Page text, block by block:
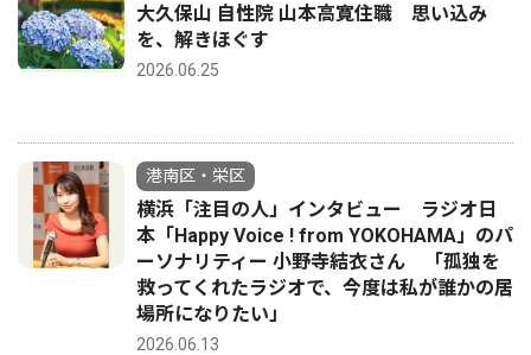
大久保山 自性院 山本高寛住職 思い込み
を、解きほぐす
2026.06.25
港南区・栄区
横浜「注目の人」インタビュー ラジオ日
本「Happy Voice ! from YOKOHAMA」のパ
ーソナリティー 小野寺結衣さん 「孤独を
救ってくれたラジオで、今度は私が誰かの居
場所になりたい」
2026.06.13